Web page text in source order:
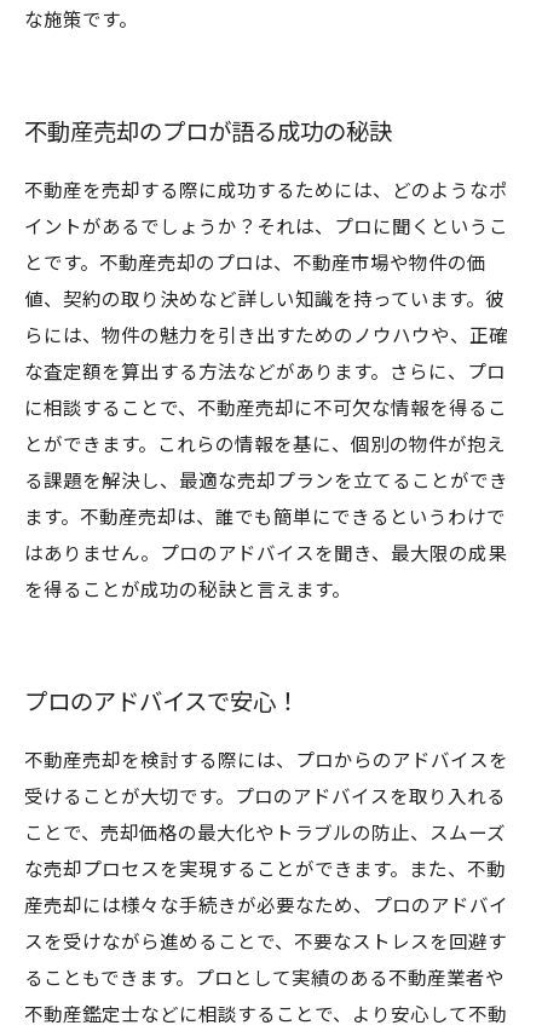
な施策です。
不動産売却のプロが語る成功の秘訣
不動産を売却する際に成功するためには、どのようなポ
イントがあるでしょうか？それは、プロに聞くというこ
とです。不動産売却のプロは、不動産市場や物件の価
値、契約の取り決めなど詳しい知識を持っています。彼
らには、物件の魅力を引き出すためのノウハウや、正確
な査定額を算出する方法などがあります。さらに、プロ
に相談することで、不動産売却に不可欠な情報を得るこ
とができます。これらの情報を基に、個別の物件が抱え
る課題を解決し、最適な売却プランを立てることができ
ます。不動産売却は、誰でも簡単にできるというわけで
はありません。プロのアドバイスを聞き、最大限の成果
を得ることが成功の秘訣と言えます。
プロのアドバイスで安心！
不動産売却を検討する際には、プロからのアドバイスを
受けることが大切です。プロのアドバイスを取り入れる
ことで、売却価格の最大化やトラブルの防止、スムーズ
な売却プロセスを実現することができます。また、不動
産売却には様々な手続きが必要なため、プロのアドバイ
スを受けながら進めることで、不要なストレスを回避す
ることもできます。プロとして実績のある不動産業者や
不動産鑑定士などに相談することで、より安心して不動